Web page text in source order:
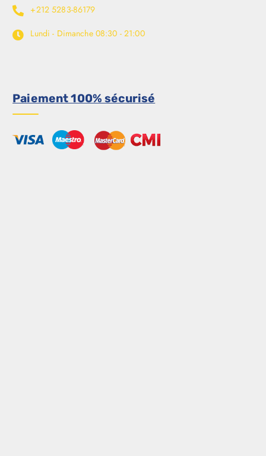
+212 5283-86179
Lundi - Dimanche 08:30 - 21:00
Paiement 100% sécurisé